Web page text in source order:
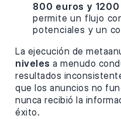
800 euros y
permite un flujo
potenciales y un
La ejecución de
niveles a menudo
resultados
que los anuncios no
nunca recibió la
éxito.